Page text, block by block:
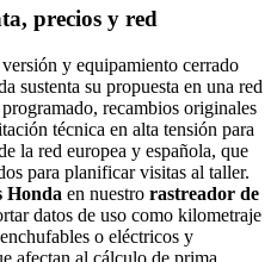
precios y red
y equipamiento cerrado
sustenta su propuesta en una red
recambios originales
técnica en alta tensión para
la red europea y española, que
para planificar visitas al taller.
Honda en nuestro rastreador de
datos de uso como kilometraje
o eléctricos y
afectan al cálculo de prima,